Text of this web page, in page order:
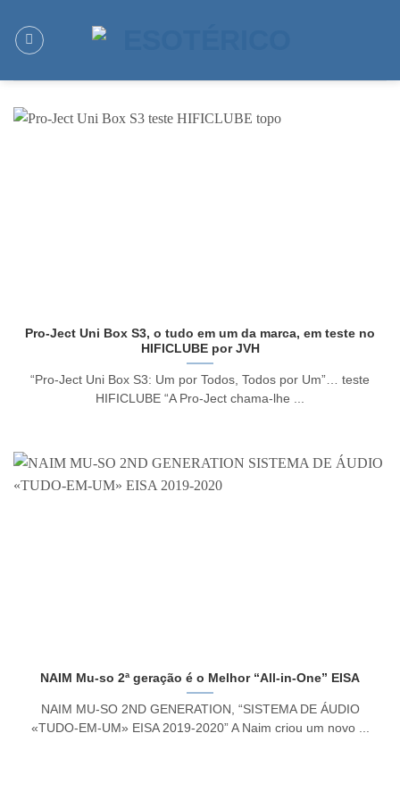
content
Pro-Ject Uni Box S3, o tudo em um da marca, em teste no
HIFICLUBE por JVH
“Pro-Ject Uni Box S3: Um por Todos, Todos por Um”… teste
HIFICLUBE “A Pro-Ject chama-lhe ...
NAIM Mu-so 2ª geração é o Melhor “All-in-One” EISA
NAIM MU-SO 2ND GENERATION, “SISTEMA DE ÁUDIO
«TUDO-EM-UM» EISA 2019-2020” A Naim criou um novo ...